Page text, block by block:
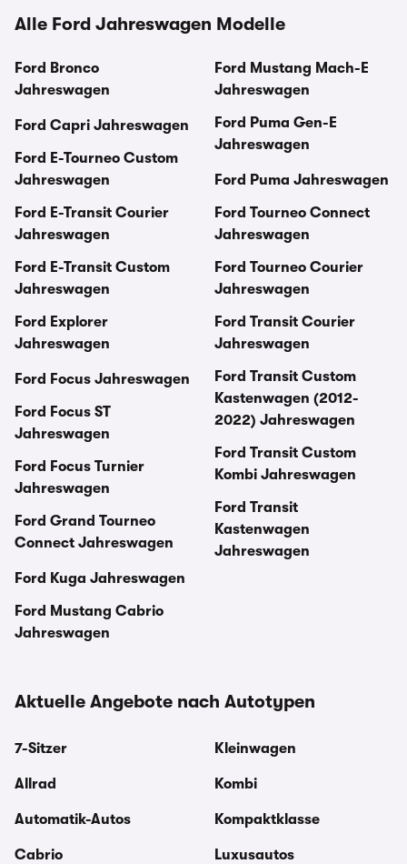
Alle Ford Jahreswagen Modelle
Ford Bronco
Jahreswagen
Ford Capri Jahreswagen
Ford E-Tourneo Custom
Jahreswagen
Ford E-Transit Courier
Jahreswagen
Ford E-Transit Custom
Jahreswagen
Ford Explorer
Jahreswagen
Ford Focus Jahreswagen
Ford Focus ST
Jahreswagen
Ford Focus Turnier
Jahreswagen
Ford Grand Tourneo
Connect Jahreswagen
Ford Kuga Jahreswagen
Ford Mustang Cabrio
Jahreswagen
Ford Mustang Mach-E
Jahreswagen
Ford Puma Gen-E
Jahreswagen
Ford Puma Jahreswagen
Ford Tourneo Connect
Jahreswagen
Ford Tourneo Courier
Jahreswagen
Ford Transit Courier
Jahreswagen
Ford Transit Custom
Kastenwagen (2012-
2022) Jahreswagen
Ford Transit Custom
Kombi Jahreswagen
Ford Transit
Kastenwagen
Jahreswagen
Aktuelle Angebote nach Autotypen
7-Sitzer
Allrad
Automatik-Autos
Cabrio
Kleinwagen
Kombi
Kompaktklasse
Luxusautos